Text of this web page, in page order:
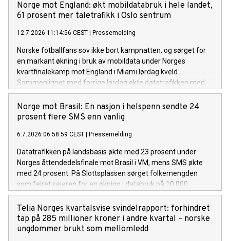
Norge mot England: økt mobildatabruk i hele landet,
61 prosent mer taletrafikk i Oslo sentrum
12.7.2026 11:14:56 CEST Pressemelding
Norske fotballfans sov ikke bort kampnatten, og sørget for
en markant økning i bruk av mobildata under Norges
kvartfinalekamp mot England i Miami lørdag kveld.
Sammenlignet med forrige lørdag økte datatrafikken med
26 prosent, mens SMS-trafikken økte med hele 70 prosent.
Økningen var spesielt stor i Oslo sentrum.
Norge mot Brasil: En nasjon i helspenn sendte 24
prosent flere SMS enn vanlig
6.7.2026 06:58:59 CEST Pressemelding
Datatrafikken på landsbasis økte med 23 prosent under
Norges åttendedelsfinale mot Brasil i VM, mens SMS økte
med 24 prosent. På Slottsplassen sørget folkemengden
som feiret seieren for en økning i databruk på 10 000
prosent.
Telia Norges kvartalsvise svindelrapport: forhindret
tap på 285 millioner kroner i andre kvartal – norske
ungdommer brukt som mellomledd